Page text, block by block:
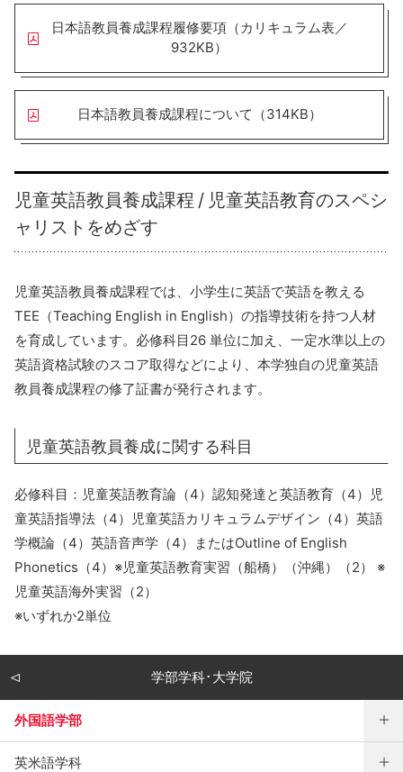
日本語教員養成課程履修要項（カリキュラム表／
932KB）
日本語教員養成課程について（314KB）
児童英語教員養成課程 / 児童英語教育のスペシ
ャリストをめざす
児童英語教員養成課程では、小学生に英語で英語を教える
TEE（Teaching English in English）の指導技術を持つ人材
を育成しています。必修科目26 単位に加え、一定水準以上の
英語資格試験のスコア取得などにより、本学独自の児童英語
教員養成課程の修了証書が発行されます。
児童英語教員養成に関する科目
必修科目：児童英語教育論（4）認知発達と英語教育（4）児
童英語指導法（4）児童英語カリキュラムデザイン（4）英語
学概論（4）英語音声学（4）またはOutline of English
Phonetics（4）※児童英語教育実習（船橋）（沖縄）（2） ※
児童英語海外実習（2）
※いずれか2単位
学部学科･大学院
外国語学部
英米語学科